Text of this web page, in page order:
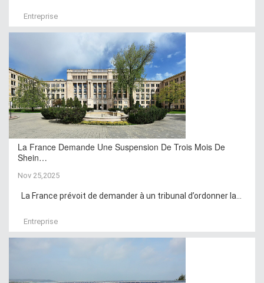
Entreprise
La France Demande Une Suspension De Trois Mois De
Shein…
Nov 25,2025
La France prévoit de demander à un tribunal d’ordonner la...
Entreprise